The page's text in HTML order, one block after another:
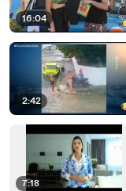
16:04
2:42
7:18